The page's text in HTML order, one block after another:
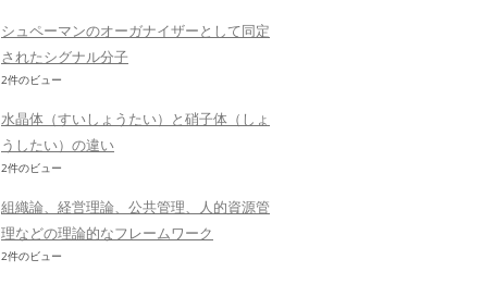
シュペーマンのオーガナイザーとして同定
されたシグナル分子
2件のビュー
水晶体（すいしょうたい）と硝子体（しょ
うしたい）の違い
2件のビュー
組織論、経営理論、公共管理、人的資源管
理などの理論的なフレームワーク
2件のビュー